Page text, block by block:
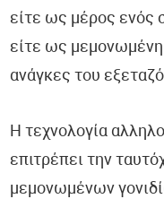
είτε ως μέρος ενός
είτε ως μεμονωμένη
ανάγκες του
Η τεχνολογία
επιτρέπει την
μεμονωμένων